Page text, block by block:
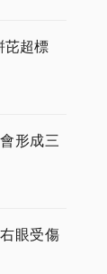
芘超標
形成三
眼受傷